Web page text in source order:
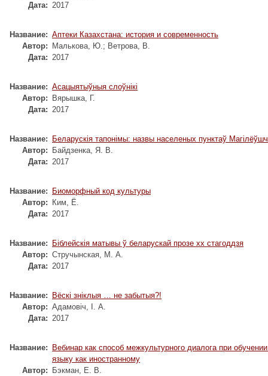
Дата: 2017
Название: Аптеки Казахстана: история и современность
Автор:
Малькова, Ю.; Ветрова, В.
Дата: 2017
Название: Асацыятыўныя слоўнікі
Автор:
Вярышка, Г.
Дата: 2017
Название:
Беларускія тапонімы: назвы населеных пунктаў
Автор:
Байдзенка, Я. В.
Дата: 2017
Название:
Биоморфный код культуры
Автор:
Ким, Ё.
Дата: 2017
Название:
Біблейскія матывы ў беларускай прозе xx стагоддзя
Автор: Стручынская, М. А.
Дата: 2017
Название:
Вёскі зніклыя … не забытыя?!
Автор: Адамовіч, І. А.
Дата: 2017
Название:
Вебинар как способ межкультурного диалога при
языку как иностранному
Автор:
Бэкман, Е. В.